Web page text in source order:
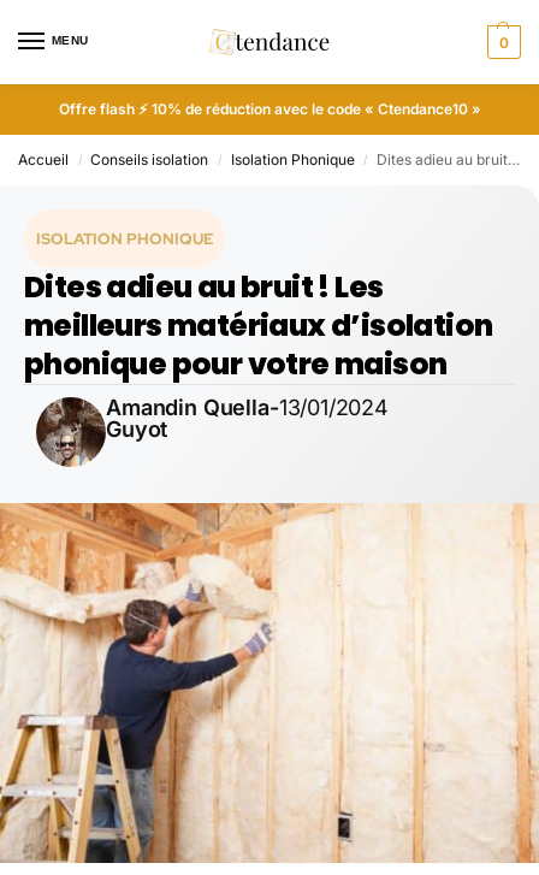
MENU 0
Offre flash ⚡ 10% de réduction avec le code « Ctendance10 »
Accueil / Conseils isolation / Isolation Phonique / Dites adieu au bruit ! Les meilleurs matériaux d’isolation phonique pour votre maison
ISOLATION PHONIQUE
Dites adieu au bruit ! Les
meilleurs matériaux d’isolation
phonique pour votre maison
Amandin Quella-
Guyot
13/01/2024